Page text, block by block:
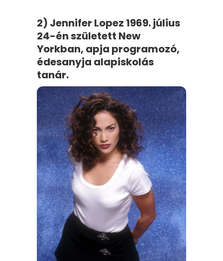
2) Jennifer Lopez 1969. július
24-én született New
Yorkban, apja programozó,
édesanyja alapiskolás
tanár.